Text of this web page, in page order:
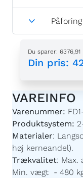
Påforing
Du sparer: 6376,91
Din pris:
VAREINFO
Varenummer:
Produktsystem:
Materialer:
høj kerneandel).
Trækvalitet: Max.
Min. vægt - 480